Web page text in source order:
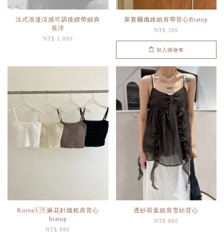
法式浪漫涼感可調後綁帶細肩
長洋
NT$ 1,080
萊賽爾纖維細肩帶背心Bratop
NT$ 380
加入購物車
Korea🇰🇷麻花針織粗肩背心
bratop
NT$ 880
透紗荷葉細肩雪紡背心
NT$ 880